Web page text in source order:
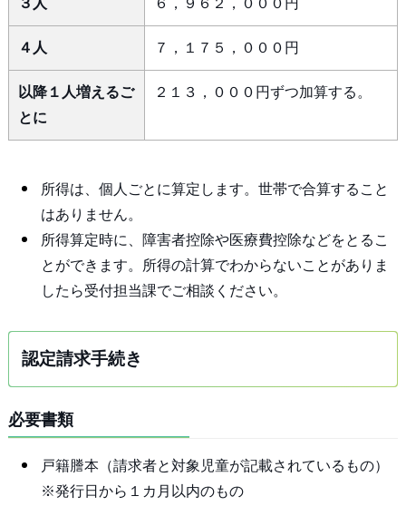
３人 ６，９６２，０００円
４人 ７，１７５，０００円
以降１人増えるご
とに
２１３，０００円ずつ加算する。
所得は、個人ごとに算定します。世帯で合算すること
はありません。
所得算定時に、障害者控除や医療費控除などをとるこ
とができます。所得の計算でわからないことがありま
したら受付担当課でご相談ください。
認定請求手続き
必要書類
戸籍謄本（請求者と対象児童が記載されているもの）
※発行日から１カ月以内のもの